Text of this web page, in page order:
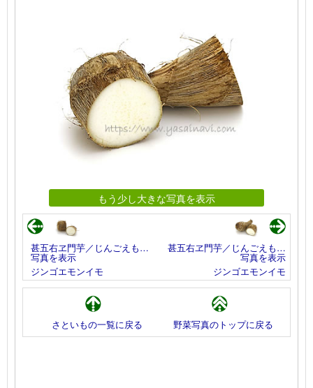
もう少し大きな写真を表示
甚五右ヱ門芋／じんごえも…
写真を表示
ジンゴエモンイモ
甚五右ヱ門芋／じんごえも…
写真を表示
ジンゴエモンイモ
さといもの一覧に戻る 野菜写真のトップに戻る